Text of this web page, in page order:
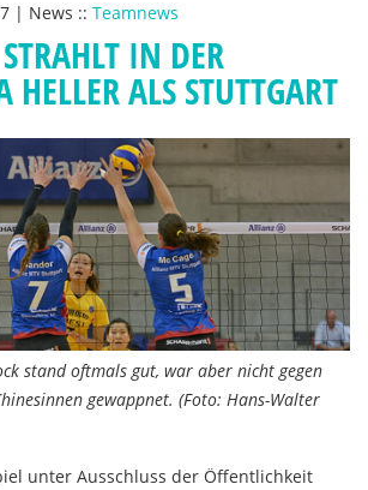
| News :: Teamnews
IN DER
HELLER ALS STUTTGART
stand oftmals gut, war aber nicht gegen
gewappnet. (Foto: Hans-Walter
unter Ausschluss der Öffentlichkeit